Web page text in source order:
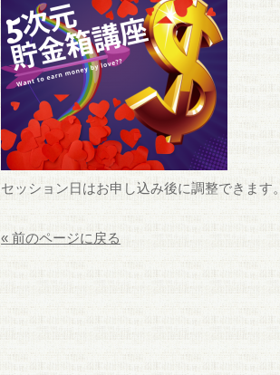
セッション日はお申し込み後に調整できます。
« 前のページに戻る